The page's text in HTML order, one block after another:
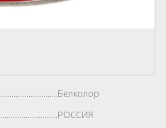
Белколор
РОССИЯ